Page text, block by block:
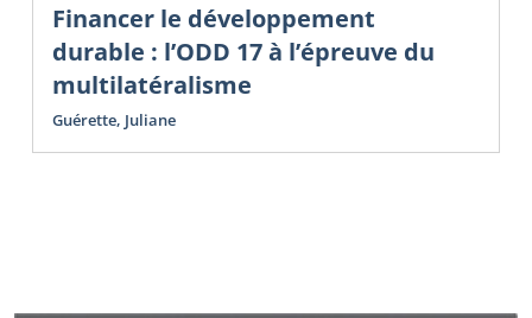
Financer le développement
durable : l’ODD 17 à l’épreuve du
multilatéralisme
Guérette, Juliane